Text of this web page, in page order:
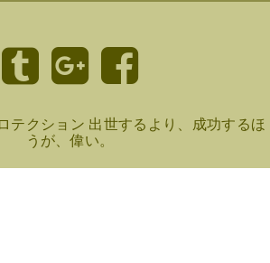
テクション 出世するより、成功するほ
うが、偉い。